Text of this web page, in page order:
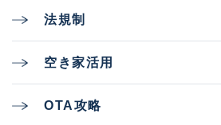
法規制
空き家活用
OTA攻略